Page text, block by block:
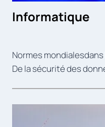
Informatique
Normes
De la sécurité des